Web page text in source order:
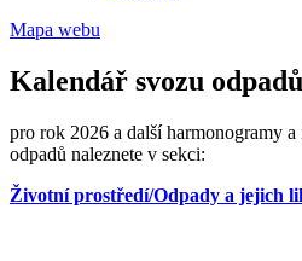
Mapa webu
Kalendář svozu odpadů
pro rok 2026 a další harmonogramy
odpadů naleznete v sekci:
Životní prostředí/Odpady a jejich